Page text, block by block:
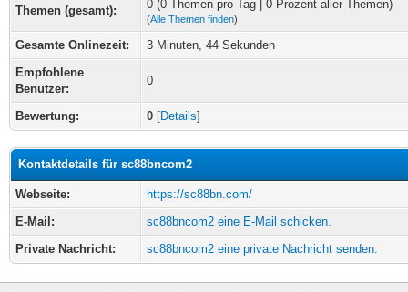
Themen (gesamt): 0 (0 Themen pro Tag | 0 Prozent aller Themen)
(Alle Themen finden)
Gesamte Onlinezeit:
3 Minuten, 44 Sekunden
Empfohlene
Benutzer:
0
Bewertung: 0 [Details]
Kontaktdetails für sc88bncom2
Webseite:
https://sc88bn.com/
E-Mail:
sc88bncom2 eine E-Mail schicken.
Private Nachricht:
sc88bncom2 eine private Nachricht senden.